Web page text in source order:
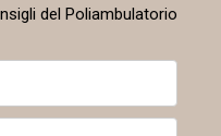
del Poliambulatorio